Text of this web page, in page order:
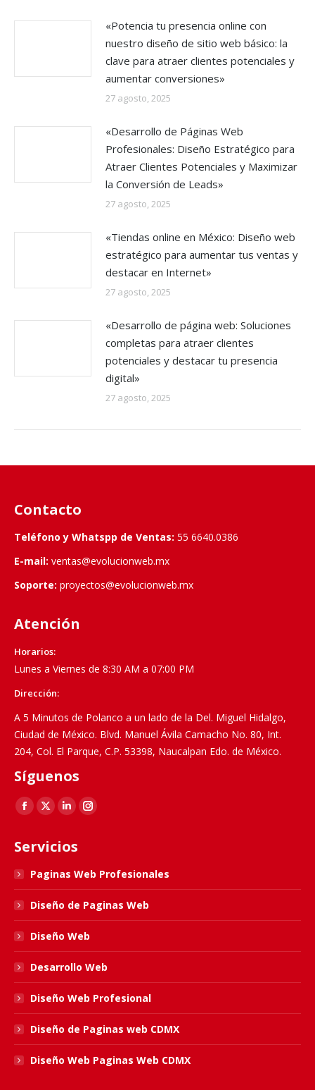
«Potencia tu presencia online con
nuestro diseño de sitio web básico: la
clave para atraer clientes potenciales y
aumentar conversiones»
27 agosto, 2025
«Desarrollo de Páginas Web
Profesionales: Diseño Estratégico para
Atraer Clientes Potenciales y Maximizar
la Conversión de Leads»
27 agosto, 2025
«Tiendas online en México: Diseño web
estratégico para aumentar tus ventas y
destacar en Internet»
27 agosto, 2025
«Desarrollo de página web: Soluciones
completas para atraer clientes
potenciales y destacar tu presencia
digital»
27 agosto, 2025
Contacto
Teléfono y Whatspp de Ventas: 55 6640.0386
E-mail: ventas@evolucionweb.mx
Soporte: proyectos@evolucionweb.mx
Atención
Horarios:
Lunes a Viernes de 8:30 AM a 07:00 PM
Dirección:
A 5 Minutos de Polanco a un lado de la Del. Miguel Hidalgo,
Ciudad de México. Blvd. Manuel Ávila Camacho No. 80, Int.
204, Col. El Parque, C.P. 53398, Naucalpan Edo. de México.
Síguenos
Find us on:
Facebook
opens
in
new
window
X
opens
in
new
window
Linkedin
opens
new
window
Instagram
in
new
window
Servicios
Paginas Web Profesionales
Diseño de Paginas Web
Diseño Web
Desarrollo Web
Diseño Web Profesional
Diseño de Paginas web CDMX
Diseño Web Paginas Web CDMX